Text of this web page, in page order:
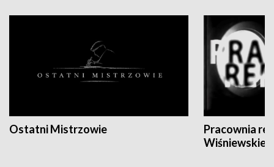
Ostatni Mistrzowie
Pracownia